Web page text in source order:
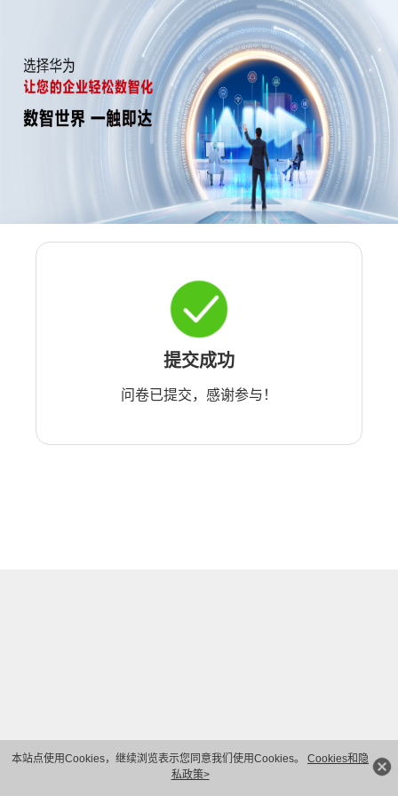
本站点使用Cookies，继续浏览表示您同意我们使用Cookies。 Cookies和隐
私政策>
提交成功
问卷已提交，感谢参与！